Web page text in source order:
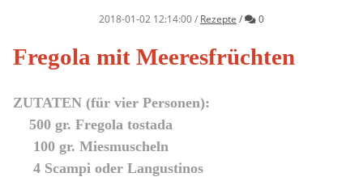
2018-01-02 12:14:00/ Rezepte / Kommentare
0
Fregola mit Meeresfrüchten
ZUTATEN (für vier Personen):
500 gr. Fregola tostada
100 gr. Miesmuscheln
4 Scampi oder Langustinos